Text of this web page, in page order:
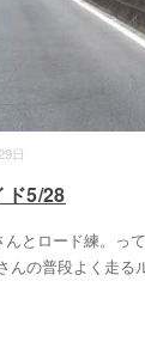
日
ド5/28
んとロード練。っ
んの普段よく走る